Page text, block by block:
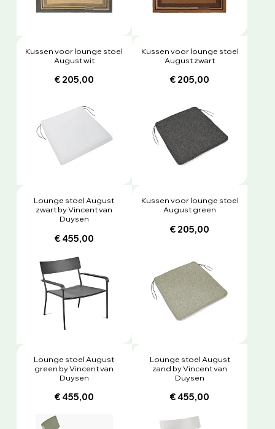
Kussen voor lounge stoel
August wit
€ 205,00
Kussen voor lounge stoel
August zwart
€ 205,00
Lounge stoel August
zwart by Vincent van
Duysen
€ 455,00
Kussen voor lounge stoel
August green
€ 205,00
Lounge stoel August
green by Vincent van
Duysen
€ 455,00
Lounge stoel August
zand by Vincent van
Duysen
€ 455,00